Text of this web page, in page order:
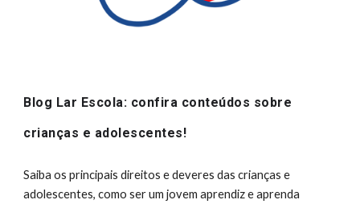
Blog Lar Escola: confira conteúdos sobre
crianças e adolescentes!
Saiba os principais direitos e deveres das crianças e
adolescentes, como ser um jovem aprendiz e aprenda